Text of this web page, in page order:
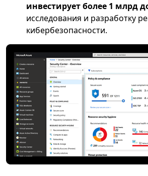
инвестирует более 1 млрд
исследования и разработку
кибербезопасности.